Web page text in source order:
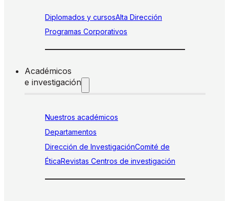
Diplomados y cursosAlta Dirección
Programas Corporativos
Académicos
e investigación
Nuestros académicos
Departamentos
Dirección de InvestigaciónComité de
ÉticaRevistas Centros de investigación